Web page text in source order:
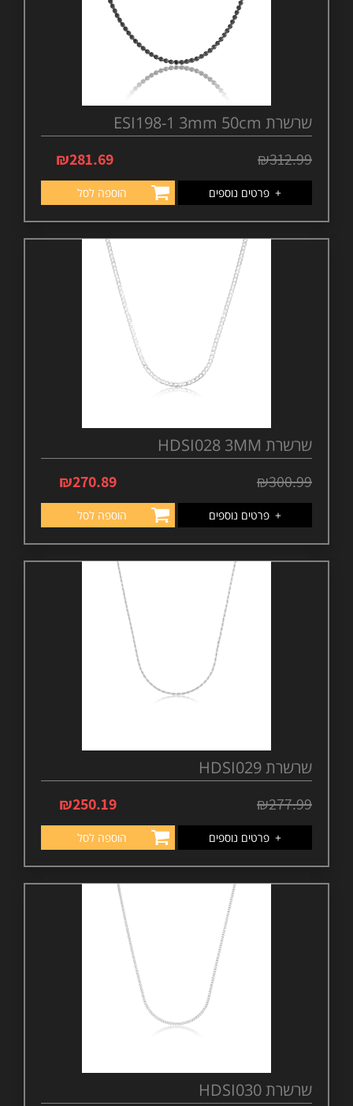
שרשרת ESI198-1 3mm 50cm
₪312.99
₪281.69
+ פרטים נוספים הוספה לסל
שרשרת HDSI028 3MM
₪300.99
₪270.89
+ פרטים נוספים הוספה לסל
שרשרת HDSI029
₪277.99
₪250.19
+ פרטים נוספים הוספה לסל
שרשרת HDSI030